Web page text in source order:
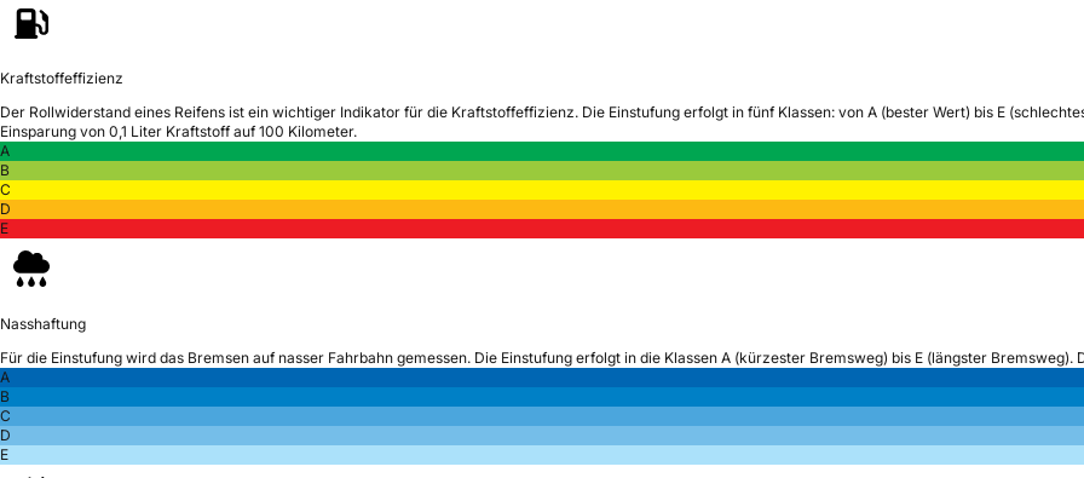
Kraftstoffeffizienz
Der Rollwiderstand eines Reifens ist ein wichtiger Indikator für die Kraftstoffeffizienz. Die Einstufung erfolgt in fünf Klassen: von A (bester Wert) bis E
Einsparung von 0,1 Liter Kraftstoff auf 100 Kilometer.
A
B
C
D
E
Nasshaftung
Für die Einstufung wird das Bremsen auf nasser Fahrbahn gemessen. Die Einstufung erfolgt in die Klassen A (kürzester Bremsweg) bis E (längster
A
B
C
D
E